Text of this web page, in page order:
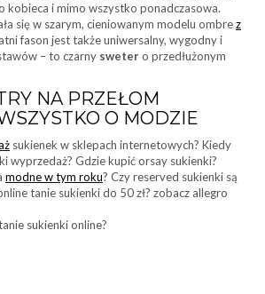
kobieca i mimo wszystko ponadczasowa.
się w szarym, cieniowanym modelu ombrez
fason jest także uniwersalny, wygodny i
– to czarny swetero przedłużonym
NA PRZEŁOM
O MODZIE
sukienek w sklepach internetowych? Kiedy
wyprzedaż? Gdzie kupić orsay sukienki?
modne w tym roku? Czy reserved sukienki są
tanie sukienki do 50 zł? zobacz allegro
sukienki online?